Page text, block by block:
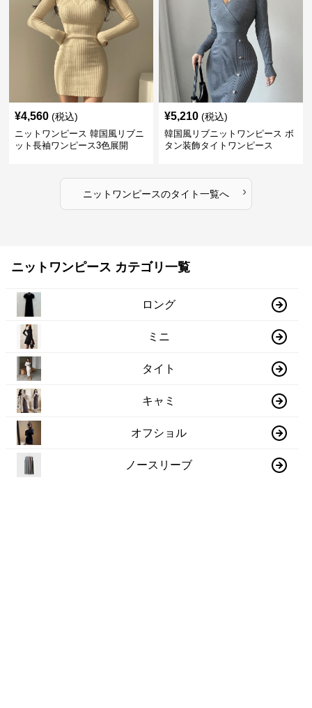
¥4,560 (税込)
ニットワンピース 韓国風リブニ
ット長袖ワンピース3色展開
¥5,210 (税込)
韓国風リブニットワンピース ボ
タン装飾タイトワンピース
ニットワンピースのタイト一覧へ ›
ニットワンピース カテゴリ一覧
ロング
ミニ
タイト
キャミ
オフショル
ノースリーブ